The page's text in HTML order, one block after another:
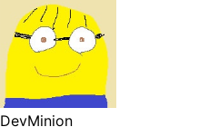
DevMinion